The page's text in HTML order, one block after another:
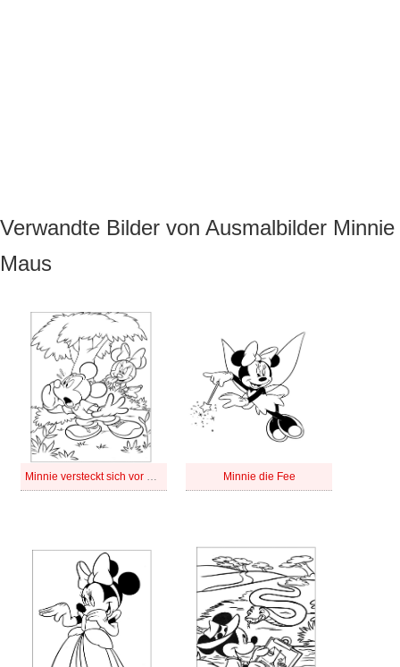
Verwandte Bilder von Ausmalbilder Minnie
Maus
Minnie versteckt sich vor Mickey Minnie die Fee